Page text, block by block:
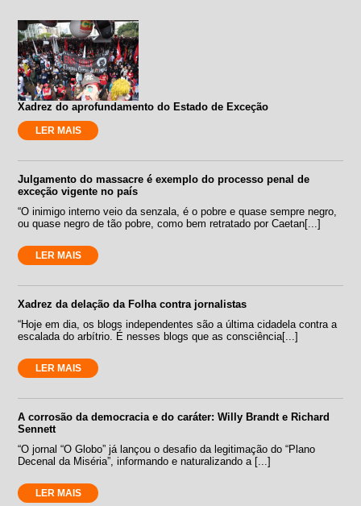
Xadrez do aprofundamento do Estado de Exceção
LER MAIS
Julgamento do massacre é exemplo do processo penal de
exceção vigente no país
“O inimigo interno veio da senzala, é o pobre e quase sempre negro,
ou quase negro de tão pobre, como bem retratado por Caetan[...]
LER MAIS
Xadrez da delação da Folha contra jornalistas
“Hoje em dia, os blogs independentes são a última cidadela contra a
escalada do arbítrio. É nesses blogs que as consciência[...]
LER MAIS
A corrosão da democracia e do caráter: Willy Brandt e Richard
Sennett
“O jornal “O Globo” já lançou o desafio da legitimação do “Plano
Decenal da Miséria”, informando e naturalizando a [...]
LER MAIS